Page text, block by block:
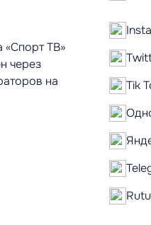
«Спорт ТВ»
через
на
Tik